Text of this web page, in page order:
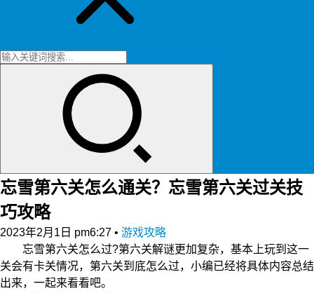
忘雪第六关怎么通关？忘雪第六关过关技
巧攻略
2023年2月1日 pm6:27 • 游戏攻略
忘雪第六关怎么过?第六关解谜更加复杂，基本上玩到这一
关会有卡关情况，第六关到底怎么过，小编已经将具体内容总结
出来，一起来看看吧。